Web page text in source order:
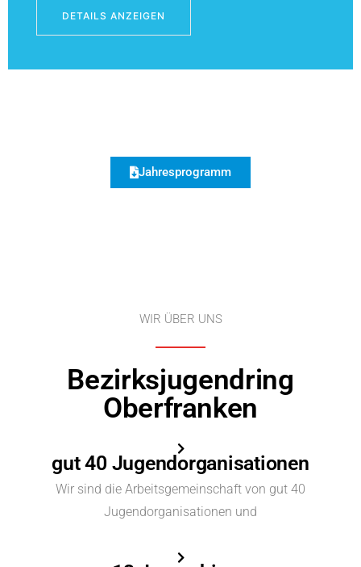
DETAILS ANZEIGEN
Jahresprogramm
WIR ÜBER UNS
Bezirksjugendring
Oberfranken
gut 40 Jugendorganisationen
Wir sind die Arbeitsgemeinschaft von gut 40
Jugendorganisationen und